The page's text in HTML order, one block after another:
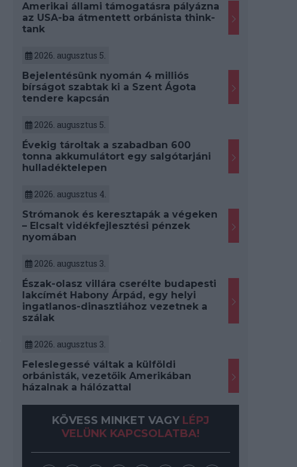
Amerikai állami támogatásra pályázna
az USA-ba átmentett orbánista think-
tank
2026. augusztus 5.
Bejelentésünk nyomán 4 milliós
bírságot szabtak ki a Szent Ágota
tendere kapcsán
2026. augusztus 5.
Évekig tároltak a szabadban 600
tonna akkumulátort egy salgótarjáni
hulladéktelepen
2026. augusztus 4.
Strómanok és keresztapák a végeken
– Elcsalt vidékfejlesztési pénzek
nyomában
2026. augusztus 3.
Észak-olasz villára cserélte budapesti
lakcímét Habony Árpád, egy helyi
ingatlanos-dinasztiához vezetnek a
szálak
2026. augusztus 3.
Feleslegessé váltak a külföldi
orbánisták, vezetőik Amerikában
házalnak a hálózattal
KÖVESS MINKET VAGY LÉPJ
VELÜNK KAPCSOLATBA!